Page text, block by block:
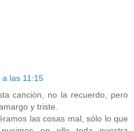
las 11:15
canción, no la recuerdo, pero
y triste.
las cosas mal, sólo lo que